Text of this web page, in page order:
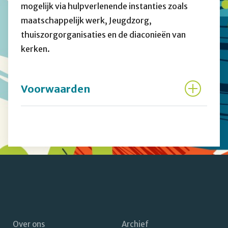
mogelijk via hulpverlenende instanties zoals
maatschappelijk werk, Jeugdzorg,
thuiszorgorganisaties en de diaconieën van
kerken.
Voorwaarden
Over ons Archief